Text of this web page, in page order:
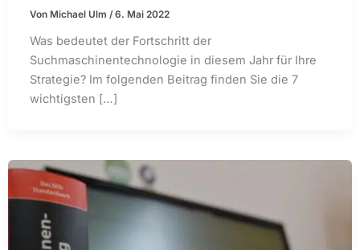
Von Michael Ulm/6. Mai 2022
Was bedeutet der Fortschritt der
Suchmaschinentechnologie in diesem Jahr für Ihre
Strategie? Im folgenden Beitrag finden Sie die 7
wichtigsten […]